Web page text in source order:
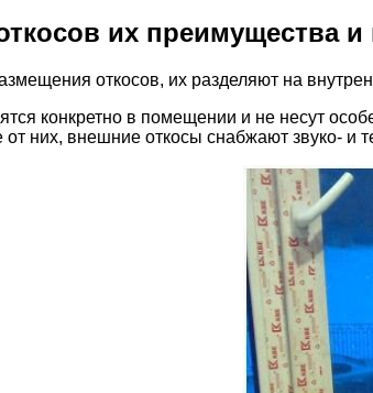
их преимущества и
откосов, их разделяют на
конкретно в помещении и не несут
от них, внешние откосы снабжают звуко-